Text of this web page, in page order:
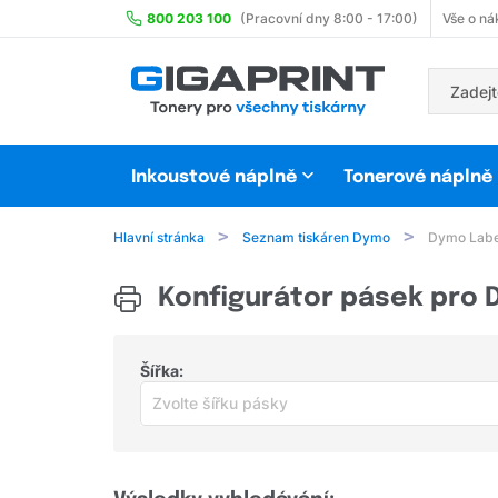
800 203 100 (Pracovní dny 8:00 - 17:00) Vše o
Inkoustové náplně Tonerové náplně
Hlavní stránka Seznam tiskáren Dymo Dymo
Konfigurátor pásek pro
Šířka:
Zvolte šířku pásky
šířka 6 mm (15)